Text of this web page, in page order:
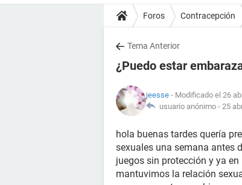
Foros Contracepción
Tema Anterior
¿Puedo estar
jeesse - Modificado el 26
usuario anónimo - 25
hola buenas tardes quería
sexuales una semana antes
juegos sin protección y ya
mantuvimos la relación